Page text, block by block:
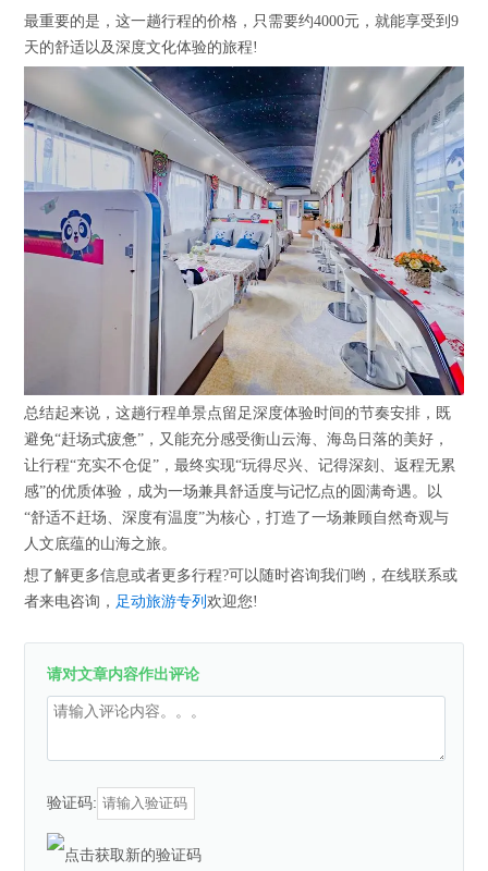
最重要的是，这一趟行程的价格，只需要约4000元，就能享受到9
天的舒适以及深度文化体验的旅程!
总结起来说，这趟行程单景点留足深度体验时间的节奏安排，既
避免“赶场式疲惫”，又能充分感受衡山云海、海岛日落的美好，
让行程“充实不仓促”，最终实现“玩得尽兴、记得深刻、返程无累
感”的优质体验，成为一场兼具舒适度与记忆点的圆满奇遇。以
“舒适不赶场、深度有温度”为核心，打造了一场兼顾自然奇观与
人文底蕴的山海之旅。
想了解更多信息或者更多行程?可以随时咨询我们哟，在线联系或
者来电咨询， 足动旅游专列欢迎您!
请对文章内容作出评论
验证码: